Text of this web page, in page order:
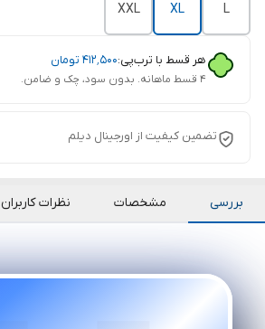
L
XL
XXL
هر قسط با ترب‌پی:۴۱۲٬۵۰۰ تومان
۴ قسط ماهانه. بدون سود، چک و ضامن.
تضمین کیفیت از اورجینال دیلم
بررسی مشخصات نظرات کاربران